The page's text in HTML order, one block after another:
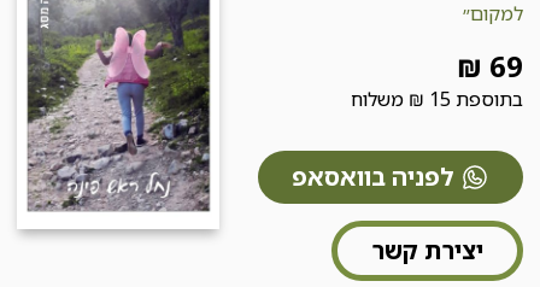
למקום״
69 ₪
בתוספת 15 ₪ משלוח
לפניה בוואסאפ
יצירת קשר